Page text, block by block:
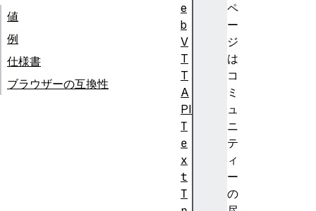
ペ
ー
ジ
は
コ
ミ
ュ
ニ
テ
ィ
ー
の
値
例
仕様書
ブラウザーの互換性
e
b
V
T
T
A
PI
T
e
x
t
T